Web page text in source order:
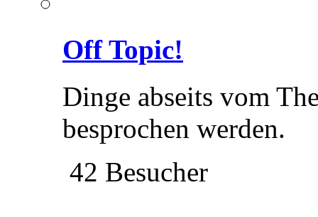
Off Topic!
Dinge abseits vom
besprochen werden.
42 Besucher